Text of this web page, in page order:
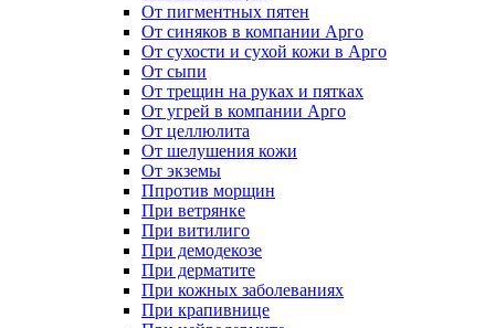
От пигментных пятен
От синяков в компании Арго
От сухости и сухой кожи в Арго
От сыпи
От трещин на руках и пятках
От угрей в компании Арго
От целлюлита
От шелушения кожи
От экземы
Ппротив морщин
При ветрянке
При витилиго
При демодекозе
При дерматите
При кожных заболеваниях
При крапивнице